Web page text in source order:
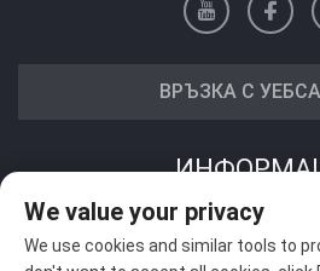
ВРЪЗКА С
Запишете се, за да получавате
We value your privacy
We use cookies and similar tools to